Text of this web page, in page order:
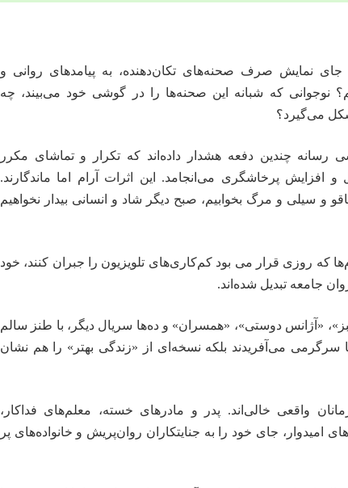
جای نمایش صرف صحنه‌های تکان‌دهنده، به پیامدهای روانی و
نوجوانی که شبانه این صحنه‌ها را در گوشی خود می‌بیند، چه
می‌گیرد؟
رسانه چندین دفعه هشدار داده‌اند که تکرار و تماشای مکرر
افزایش پرخاشگری می‌انجامد. این اثرات آرام اما ماندگارند.
و سیلی و مرگ بخوابیم، صبح دیگر شاد و انسانی بیدار نخواهیم
که روزی قرار می بود کم‌کاری‌های تلویزیون را جبران کنند، خود
جامعه تبدیل شده‌اند.
«آژانس دوستی»، «همسران» و ده‌ها سریال دیگر، با طنز سالم
سرگرمی می‌آفریدند بلکه نسخه‌ای از «زندگی بهتر» را هم نشان
واقعی خالی‌اند. پدر و مادرهای خسته، معلم‌های فداکار،
جای خود را به جنایتکاران روان‌پریش و خانواده‌های پر